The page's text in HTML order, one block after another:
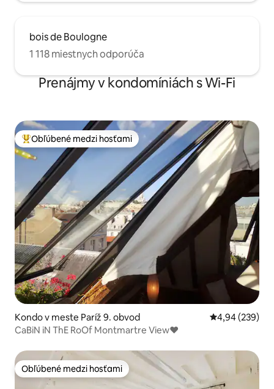
bois de Boulogne
1 118 miestnych odporúča
Prenájmy v kondomíniách s Wi-Fi
Najobľúbenejšie medzi hosťami
Obľúbené medzi hosťami
Kondo v meste Paríž 9. obvod Priemerné
4,94 (239)
CaBiN iN ThE RoOf Montmartre View♥
Obľúbené medzi hosťami
Obľúbené medzi hosťami